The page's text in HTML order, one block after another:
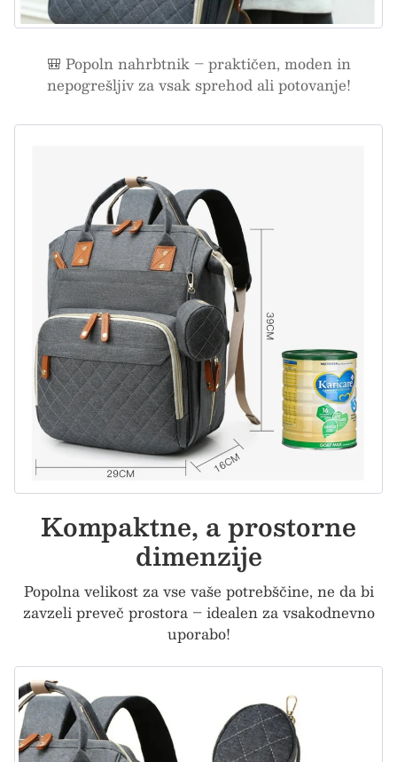
🎒 Popoln nahrbtnik – praktičen, moden in
nepogrešljiv za vsak sprehod ali potovanje!
Kompaktne, a prostorne
dimenzije
Popolna velikost za vse vaše potrebščine, ne da bi
zavzeli preveč prostora – idealen za vsakodnevno
uporabo!